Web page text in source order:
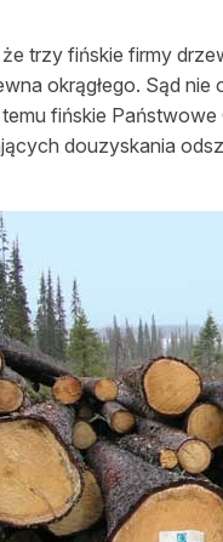
trzy fińskie firmy
okrągłego. Sąd nie
temu fińskie
douzyskania